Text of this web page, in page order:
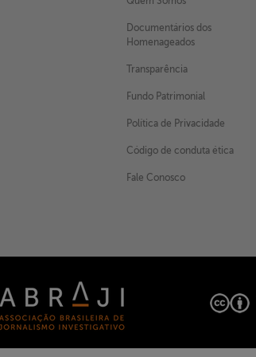
Documentários dos
Homenageados
Transparência
Fundo Patrimonial
Política de Privacidade
Código de conduta ética
Fale Conosco